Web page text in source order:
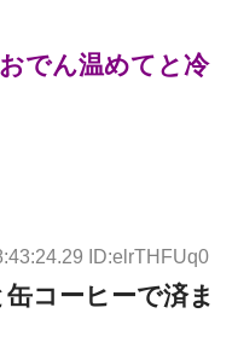
でん温めてと冷
ID:elrTHFUq0
コーヒーで済ま